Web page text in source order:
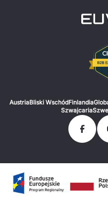
AustriaBliski WschódFinlandia
Szwajcaria